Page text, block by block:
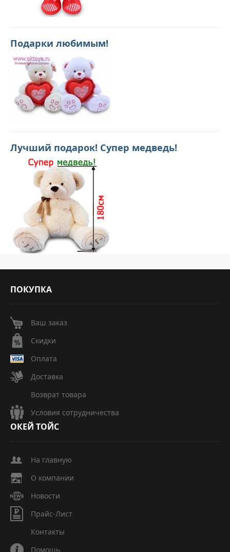
Подарки любимым!
Лучший подарок! Супер медведь!
ПОКУПКА
Ваш заказ
Скидки
Оплата
Доставка
Возврат товара
Условия сотрудничества
ОКЕЙ ТОЙС
На главную
О компании
Новости
Прайс-Лист
Контакты
Помощь